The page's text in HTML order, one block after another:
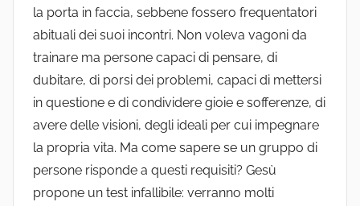
la porta in faccia, sebbene fossero frequentatori
abituali dei suoi incontri. Non voleva vagoni da
trainare ma persone capaci di pensare, di
dubitare, di porsi dei problemi, capaci di mettersi
in questione e di condividere gioie e sofferenze, di
avere delle visioni, degli ideali per cui impegnare
la propria vita. Ma come sapere se un gruppo di
persone risponde a questi requisiti? Gesù
propone un test infallibile: verranno molti